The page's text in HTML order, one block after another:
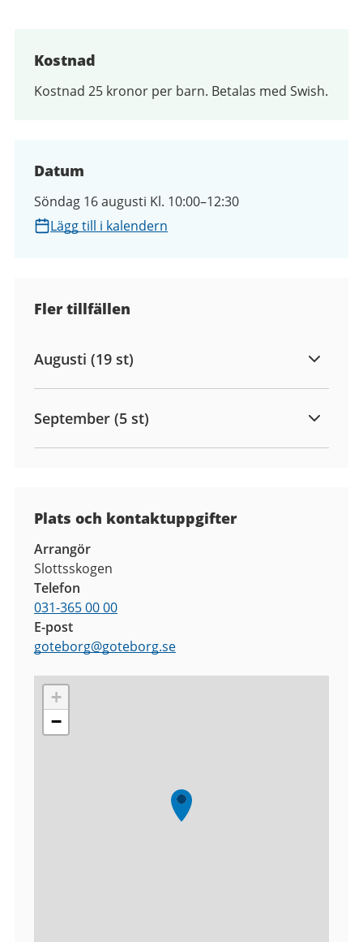
Kostnad
Kostnad 25 kronor per barn. Betalas med Swish.
Datum
Söndag 16 augusti Kl. 10:00–12:30
Lägg till i kalendern
Fler tillfällen
Augusti (19 st)
September (5 st)
Plats och kontaktuppgifter
Arrangör
Slottsskogen
Telefon
031-365 00 00
E-post
goteborg@goteborg.se
+
−